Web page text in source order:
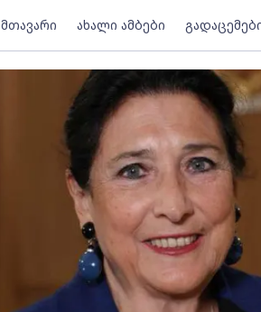
მთავარი ახალი ამბები